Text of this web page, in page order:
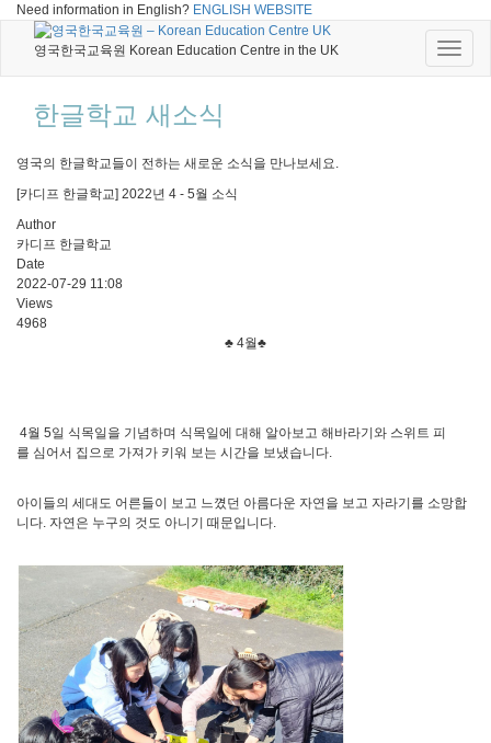
Need information in English? ENGLISH WEBSITE
Toggle
영국한국교육원 Korean Education Centre in the UK
한글학교 새소식
영국의 한글학교들이 전하는 새로운 소식을 만나보세요.
[카디프 한글학교] 2022년 4 - 5월 소식
Author
카디프 한글학교
Date
2022-07-29 11:08
Views
4968
♣ 4월♣
4월 5일 식목일을 기념하며 식목일에 대해 알아보고 해바라기와 스위트 피
를 심어서 집으로 가져가 키워 보는 시간을 보냈습니다.
아이들의 세대도 어른들이 보고 느꼈던 아름다운 자연을 보고 자라기를 소망합
니다. 자연은 누구의 것도 아니기 때문입니다.